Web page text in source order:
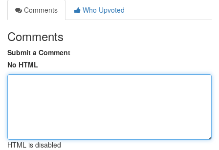
Comments
Who Upvoted
Comments
Submit a Comment
No HTML
HTML is disabled